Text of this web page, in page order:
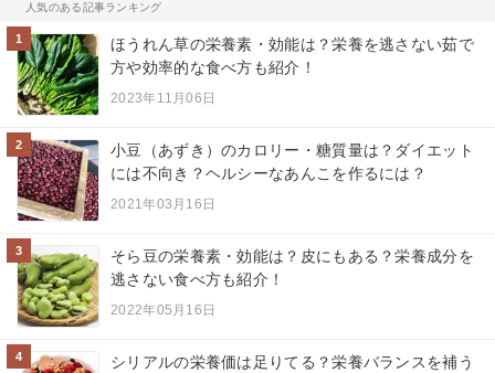
人気のある記事ランキング
1
ほうれん草の栄養素・効能は？栄養を逃さない茹で
方や効率的な食べ方も紹介！
2023年11月06日
2
小豆（あずき）のカロリー・糖質量は？ダイエット
には不向き？ヘルシーなあんこを作るには？
2021年03月16日
3
そら豆の栄養素・効能は？皮にもある？栄養成分を
逃さない食べ方も紹介！
2022年05月16日
4
シリアルの栄養価は足りてる？栄養バランスを補う